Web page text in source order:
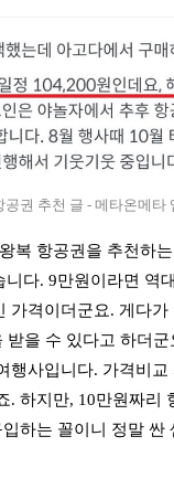
공권 추천 글 - 메타온메타
복 항공권을 추천하
니다. 9만원이라면 역
가격이더군요. 게다
받을 수 있다고 하더군
행사입니다. 가격비교
. 하지만, 10만원짜리
하는 꼴이니 정말 싼